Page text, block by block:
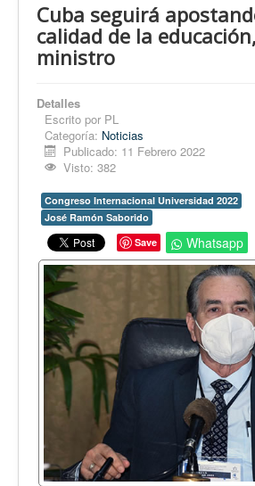
Nuevitas
Noticias
Fotorreportaje
Opinión
En audio
Medio Ambiente
Ciencia, tecnología y curiosidades
Francés
Inglés
Desempolvando la historia
Cuba seguirá
calidad de la
ministro
Detalles
Escrito por PL
Categoría: Noticias
Publicado: 11 Febrero 2022
Visto: 382
Congreso Internacional Universidad 2022
José Ramón Saborido
Save
Whatsapp